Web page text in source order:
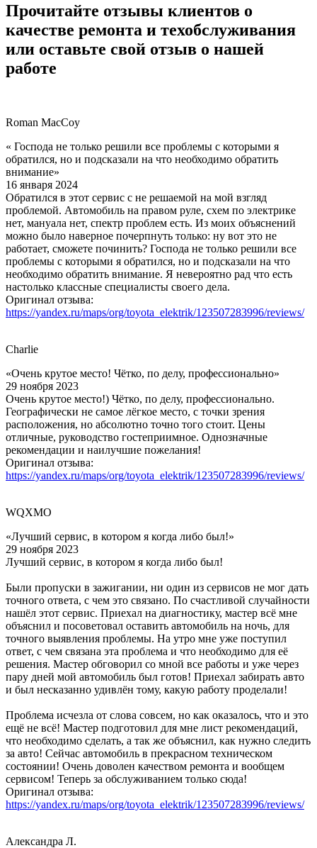
Прочитайте отзывы клиентов о
качестве ремонта и техобслуживания
или оставьте свой отзыв о нашей
работе
Roman MacCoy
« Господа не только решили все проблемы с которыми я
обратился, но и подсказали на что необходимо обратить
внимание»
16 января 2024
Обратился в этот сервис с не решаемой на мой взгляд
проблемой. Автомобиль на правом руле, схем по электрике
нет, мануала нет, спектр проблем есть. Из моих объяснений
можно было наверное почерпнуть только: ну вот это не
работает, сможете починить? Господа не только решили все
проблемы с которыми я обратился, но и подсказали на что
необходимо обратить внимание. Я невероятно рад что есть
настолько классные специалисты своего дела.
Оригинал отзыва:
https://yandex.ru/maps/org/toyota_elektrik/123507283996/reviews/
Charlie
«Очень крутое место! Чётко, по делу, профессионально»
29 ноября 2023
Очень крутое место!) Чётко, по делу, профессионально.
Географически не самое лёгкое место, с точки зрения
расположения, но абсолютно точно того стоит. Цены
отличные, руководство гостеприимное. Однозначные
рекомендации и наилучшие пожелания!
Оригинал отзыва:
https://yandex.ru/maps/org/toyota_elektrik/123507283996/reviews/
WQXMO
«Лучший сервис, в котором я когда либо был!»
29 ноября 2023
Лучший сервис, в котором я когда либо был!
Были пропуски в зажигании, ни один из сервисов не мог дать
точного ответа, с чем это связано. По счастливой случайности
нашёл этот сервис. Приехал на диагностику, мастер всё мне
объяснил и посоветовал оставить автомобиль на ночь, для
точного выявления проблемы. На утро мне уже поступил
ответ, с чем связана эта проблема и что необходимо для её
решения. Мастер обговорил со мной все работы и уже через
пару дней мой автомобиль был готов! Приехал забирать авто
и был несказанно удивлён тому, какую работу проделали!
Проблема исчезла от слова совсем, но как оказалось, что и это
ещё не всё! Мастер подготовил для мне лист рекомендаций,
что необходимо сделать, а так же объяснил, как нужно следить
за авто! Сейчас автомобиль в прекрасном техническом
состоянии! Очень доволен качеством ремонта и вообщем
сервисом! Теперь за обслуживанием только сюда!
Оригинал отзыва:
https://yandex.ru/maps/org/toyota_elektrik/123507283996/reviews/
Александра Л.